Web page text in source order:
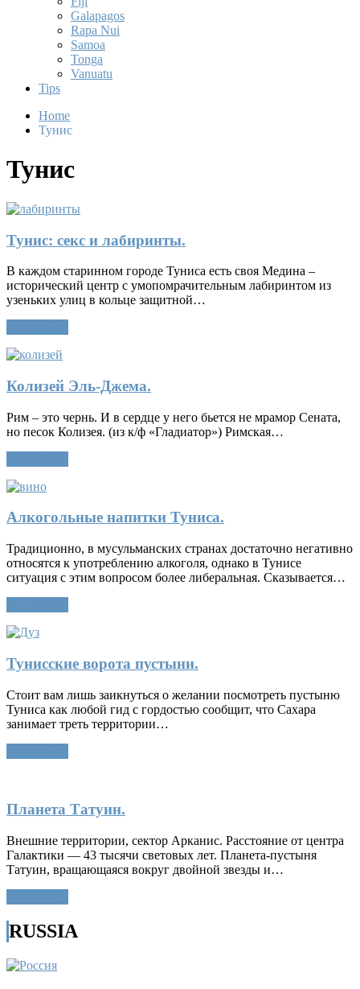
Galapagos
Rapa Nui
Samoa
Tonga
Vanuatu
Tips
Home
Тунис
Тунис
Тунис: секс и лабиринты.
В каждом старинном городе Туниса есть своя Медина –
исторический центр с умопомрачительным лабиринтом из
узеньких улиц в кольце защитной…
Колизей Эль-Джема.
Рим – это чернь. И в сердце у него бьется не мрамор Сената,
но песок Колизея. (из к/ф «Гладиатор») Римская…
Алкогольные напитки Туниса.
Традиционно, в мусульманских странах достаточно негативно
относятся к употреблению алкоголя, однако в Тунисе
ситуация с этим вопросом более либеральная. Сказывается…
Тунисские ворота пустыни.
Стоит вам лишь заикнуться о желании посмотреть пустыню
Туниса как любой гид с гордостью сообщит, что Сахара
занимает треть территории…
Планета Татуин.
Внешние территории, сектор Арканис. Расстояние от центра
Галактики — 43 тысячи световых лет. Планета-пустыня
Татуин, вращающаяся вокруг двойной звезды и…
RUSSIA